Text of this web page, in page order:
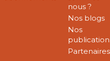
nous ?
Nos blogs
Nos
Partenaires